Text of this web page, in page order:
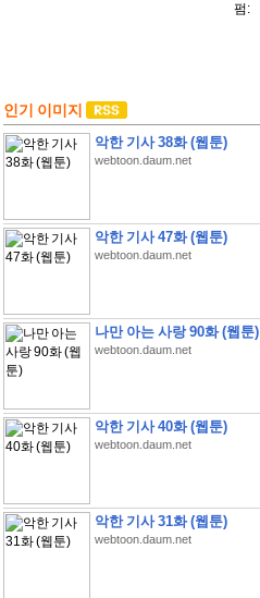
펌:
인기 이미지
악한 기사 38화 (웹툰)
webtoon.daum.net
악한 기사 47화 (웹툰)
webtoon.daum.net
나만 아는 사랑 90화 (웹툰)
webtoon.daum.net
악한 기사 40화 (웹툰)
webtoon.daum.net
악한 기사 31화 (웹툰)
webtoon.daum.net